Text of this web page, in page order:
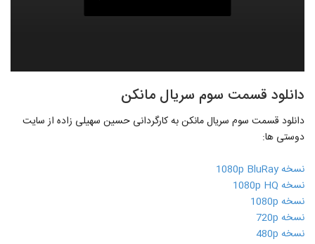
دانلود قسمت سوم سریال مانکن
دانلود قسمت سوم سریال مانکن به کارگردانی حسین سهیلی زاده از سایت
دوستی ها:
نسخه 1080p BluRay
نسخه 1080p HQ
نسخه 1080p
نسخه 720p
نسخه 480p